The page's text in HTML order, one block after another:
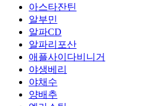
아스타잔틴
알부민
알파CD
알파리포산
애플사이다비니거
야생베리
야채수
양배추